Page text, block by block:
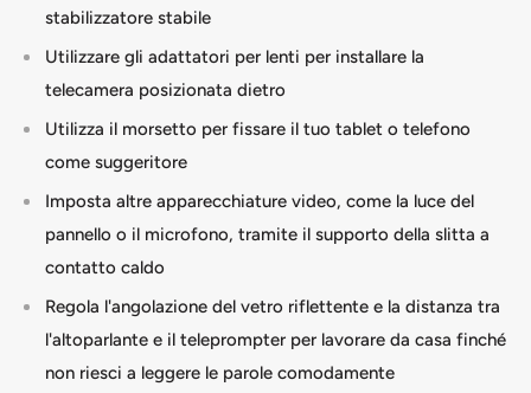
stabilizzatore stabile
Utilizzare gli adattatori per lenti per installare la
telecamera posizionata dietro
Utilizza il morsetto per fissare il tuo tablet o telefono
come suggeritore
Imposta altre apparecchiature video, come la luce del
pannello o il microfono, tramite il supporto della slitta a
contatto caldo
Regola l'angolazione del vetro riflettente e la distanza tra
l'altoparlante e il teleprompter per lavorare da casa finché
non riesci a leggere le parole comodamente